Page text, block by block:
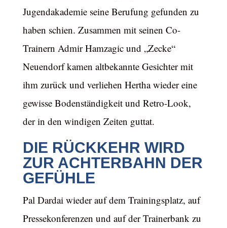
Jugendakademie seine Berufung gefunden zu
haben schien. Zusammen mit seinen Co-
Trainern Admir Hamzagic und „Zecke“
Neuendorf kamen altbekannte Gesichter mit
ihm zurück und verliehen Hertha wieder eine
gewisse Bodenständigkeit und Retro-Look,
der in den windigen Zeiten guttat.
DIE RÜCKKEHR WIRD
ZUR ACHTERBAHN DER
GEFÜHLE
Pal Dardai wieder auf dem Trainingsplatz, auf
Pressekonferenzen und auf der Trainerbank zu